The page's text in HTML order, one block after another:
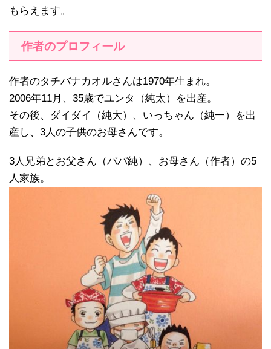
もらえます。
作者のプロフィール
作者のタチバナカオルさんは1970年生まれ。
2006年11月、35歳でユンタ（純太）を出産。
その後、ダイダイ（純大）、いっちゃん（純一）を出
産し、3人の子供のお母さんです。
3人兄弟とお父さん（パパ純）、お母さん（作者）の5
人家族。